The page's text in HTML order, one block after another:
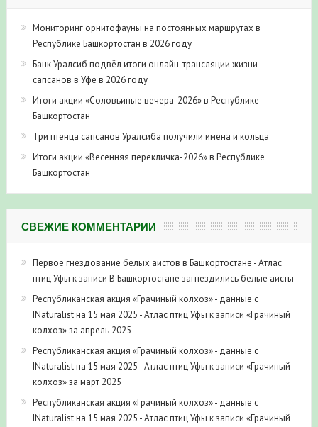
Мониторинг орнитофауны на постоянных маршрутах в
Республике Башкортостан в 2026 году
Банк Уралсиб подвёл итоги онлайн-трансляции жизни
сапсанов в Уфе в 2026 году
Итоги акции «Соловьиные вечера-2026» в Республике
Башкортостан
Три птенца сапсанов Уралсиба получили имена и кольца
Итоги акции «Весенняя перекличка-2026» в Республике
Башкортостан
СВЕЖИЕ КОММЕНТАРИИ
Первое гнездование белых аистов в Башкортостане - Атлас
птиц Уфы к записи В Башкортостане загнездились белые аисты
Республиканская акция «Грачиный колхоз» - данные с
INaturalist на 15 мая 2025 - Атлас птиц Уфы к записи «Грачиный
колхоз» за апрель 2025
Республиканская акция «Грачиный колхоз» - данные с
INaturalist на 15 мая 2025 - Атлас птиц Уфы к записи «Грачиный
колхоз» за март 2025
Республиканская акция «Грачиный колхоз» - данные с
INaturalist на 15 мая 2025 - Атлас птиц Уфы к записи «Грачиный